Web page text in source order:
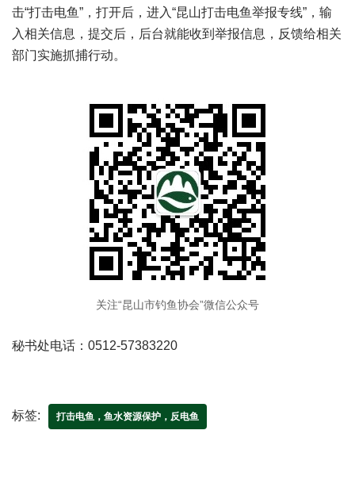
击“打击电鱼”，打开后，进入“昆山打击电鱼举报专线”，输
入相关信息，提交后，后台就能收到举报信息，反馈给相关
部门实施抓捕行动。
关注“昆山市钓鱼协会”微信公众号
秘书处电话：0512-57383220
标签: 打击电鱼，鱼水资源保护，反电鱼